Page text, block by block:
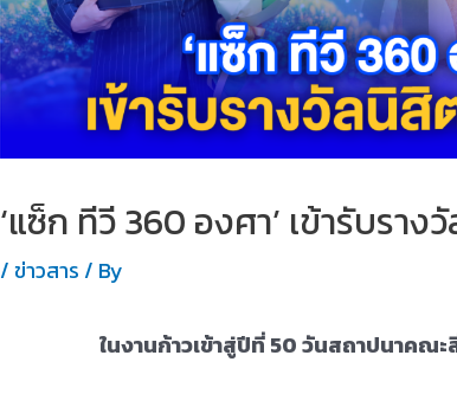
‘แซ็ก ทีวี 360 องศา’ เข้ารับราง
/ข่าวสาร / By
ในงานก้าวเข้าสู่ปีที่ 50 วันสถาปนาคณ